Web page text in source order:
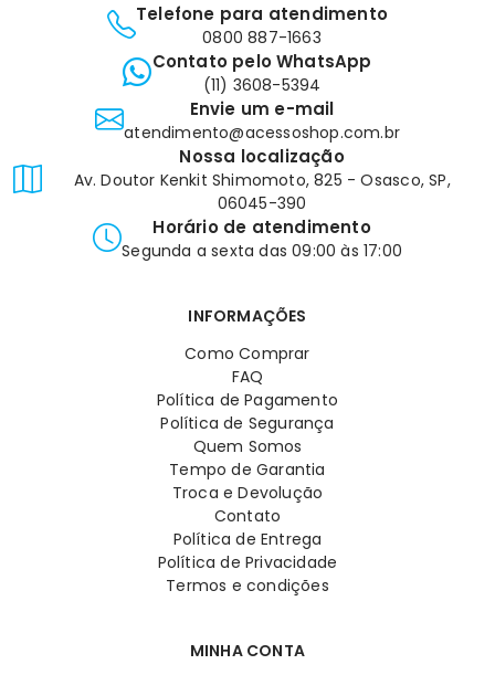
Telefone para atendimento
0800 887-1663
Contato pelo WhatsApp
(11) 3608-5394
Envie um e-mail
atendimento@acessoshop.com.br
Nossa localização
Av. Doutor Kenkit Shimomoto, 825 - Osasco, SP,
06045-390
Horário de atendimento
Segunda a sexta das 09:00 às 17:00
INFORMAÇÕES
Como Comprar
FAQ
Política de Pagamento
Política de Segurança
Quem Somos
Tempo de Garantia
Troca e Devolução
Contato
Política de Entrega
Política de Privacidade
Termos e condições
MINHA CONTA